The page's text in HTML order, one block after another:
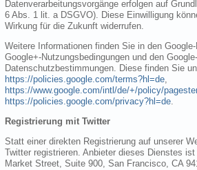
Datenverarbeitungsvorgänge erfolgen auf
6 Abs. 1 lit. a DSGVO). Diese Einwilligung
Wirkung für die Zukunft widerrufen.
Weitere Informationen finden Sie in den
Google+-Nutzungsbedingungen und den Google-
Datenschutzbestimmungen. Diese finden Sie
https://policies.google.com/terms?hl=de,
https://www.google.com/intl/de/+/policy/
https://policies.google.com/privacy?hl=de.
Registrierung mit Twitter
Statt einer direkten Registrierung auf unserer
Twitter registrieren. Anbieter dieses Dienstes
Market Street, Suite 900, San Francisco, CA